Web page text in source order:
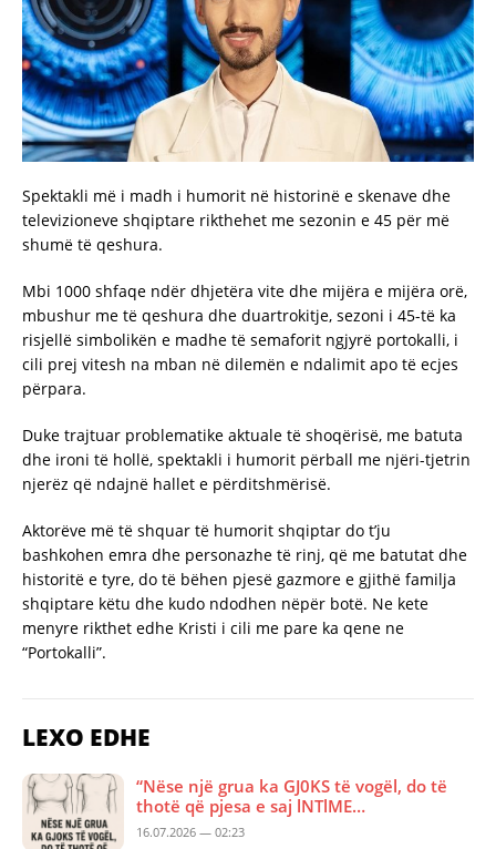
Spektakli më i madh i humorit në historinë e skenave dhe
televizioneve shqiptare rikthehet me sezonin e 45 për më
shumë të qeshura.
Mbi 1000 shfaqe ndër dhjetëra vite dhe mijëra e mijëra orë,
mbushur me të qeshura dhe duartrokitje, sezoni i 45-të ka
risjellë simbolikën e madhe të semaforit ngjyrë portokalli, i
cili prej vitesh na mban në dilemën e ndalimit apo të ecjes
përpara.
Duke trajtuar problematike aktuale të shoqërisë, me batuta
dhe ironi të hollë, spektakli i humorit përball me njëri-tjetrin
njerëz që ndajnë hallet e përditshmërisë.
Aktorëve më të shquar të humorit shqiptar do t’ju
bashkohen emra dhe personazhe të rinj, që me batutat dhe
historitë e tyre, do të bëhen pjesë gazmore e gjithë familja
shqiptare këtu dhe kudo ndodhen nëpër botë. Ne kete
menyre rikthet edhe Kristi i cili me pare ka qene ne
“Portokalli”.
LEXO EDHE
“Nëse një grua ka GJ0KS të vogël, do të
thotë që pjesa e saj lNTlME…
16.07.2026 — 02:23